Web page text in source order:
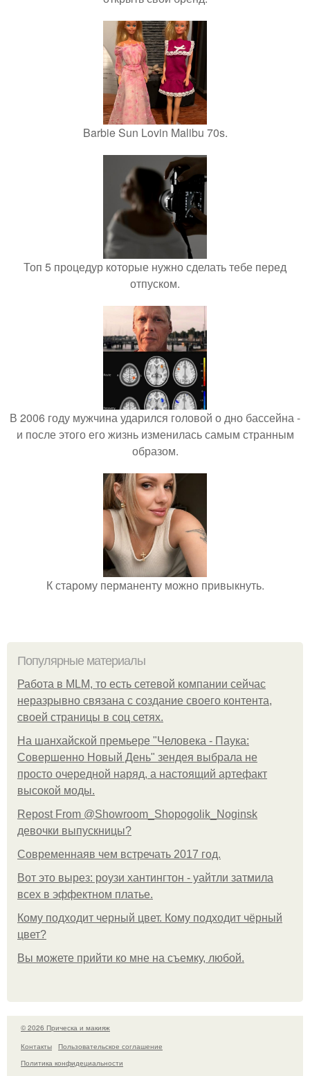
Barbie Sun Lovin Malibu 70s.
Топ 5 процедур которые нужно сделать тебе перед
отпуском.
В 2006 году мужчина ударился головой о дно бассейна -
и после этого его жизнь изменилась самым странным
образом.
К старому перманенту можно привыкнуть.
Популярные материалы
Работа в MLM, то есть сетевой компании сейчас
неразрывно связана с создание своего контента,
своей страницы в соц сетях.
На шанхайской премьере "Человека - Паука:
Совершенно Новый День" зендея выбрала не
просто очередной наряд, а настоящий артефакт
высокой моды.
Repost From @Showroom_Shopogolik_Noginsk
девочки выпускницы?
Современнаяв чем встречать 2017 год.
Вот это вырез: роузи хантингтон - уайтли затмила
всех в эффектном платьe.
Кому подходит черный цвет. Кому подходит чёрный
цвет?
Вы можете прийти ко мне на съемку, любой.
© 2026 Прическа и макияж
Контакты
Пользовательское соглашение
Политика конфидециальности